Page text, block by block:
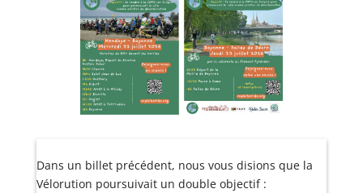
Dans un billet précédent, nous vous disions que la
Vélorution poursuivait un double objectif :